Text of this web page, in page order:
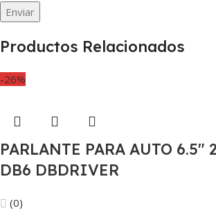
Productos Relacionados
-26%
PARLANTE PARA AUTO 6.5″
DB6 DBDRIVER
(0)